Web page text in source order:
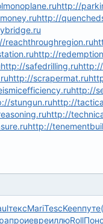
http://
http://
reachthroughregion.ru
http://
http://safedrilling.ru
http://scrapermat.ru
http://
stungun.ruhttp://
http://
http://
тексMariTescKeenпуте
проиевреиллюRoll